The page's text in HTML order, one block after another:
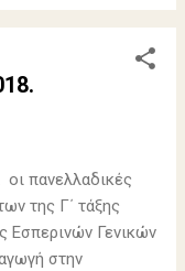
πανελλαδικές
της Γ΄ τάξης
Εσπερινών Γενικών
στην